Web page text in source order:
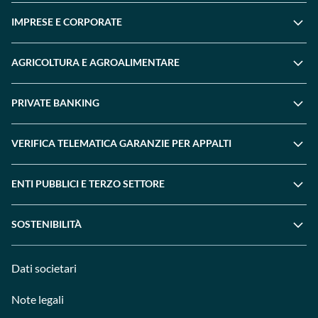
IMPRESE E CORPORATE
AGRICOLTURA E AGROALIMENTARE
PRIVATE BANKING
VERIFICA TELEMATICA GARANZIE PER APPALTI
ENTI PUBBLICI E TERZO SETTORE
SOSTENIBILITÀ
Dati societari
Note legali